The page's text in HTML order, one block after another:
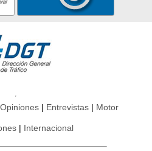
Opiniones Entrevistas Motor
Internacional